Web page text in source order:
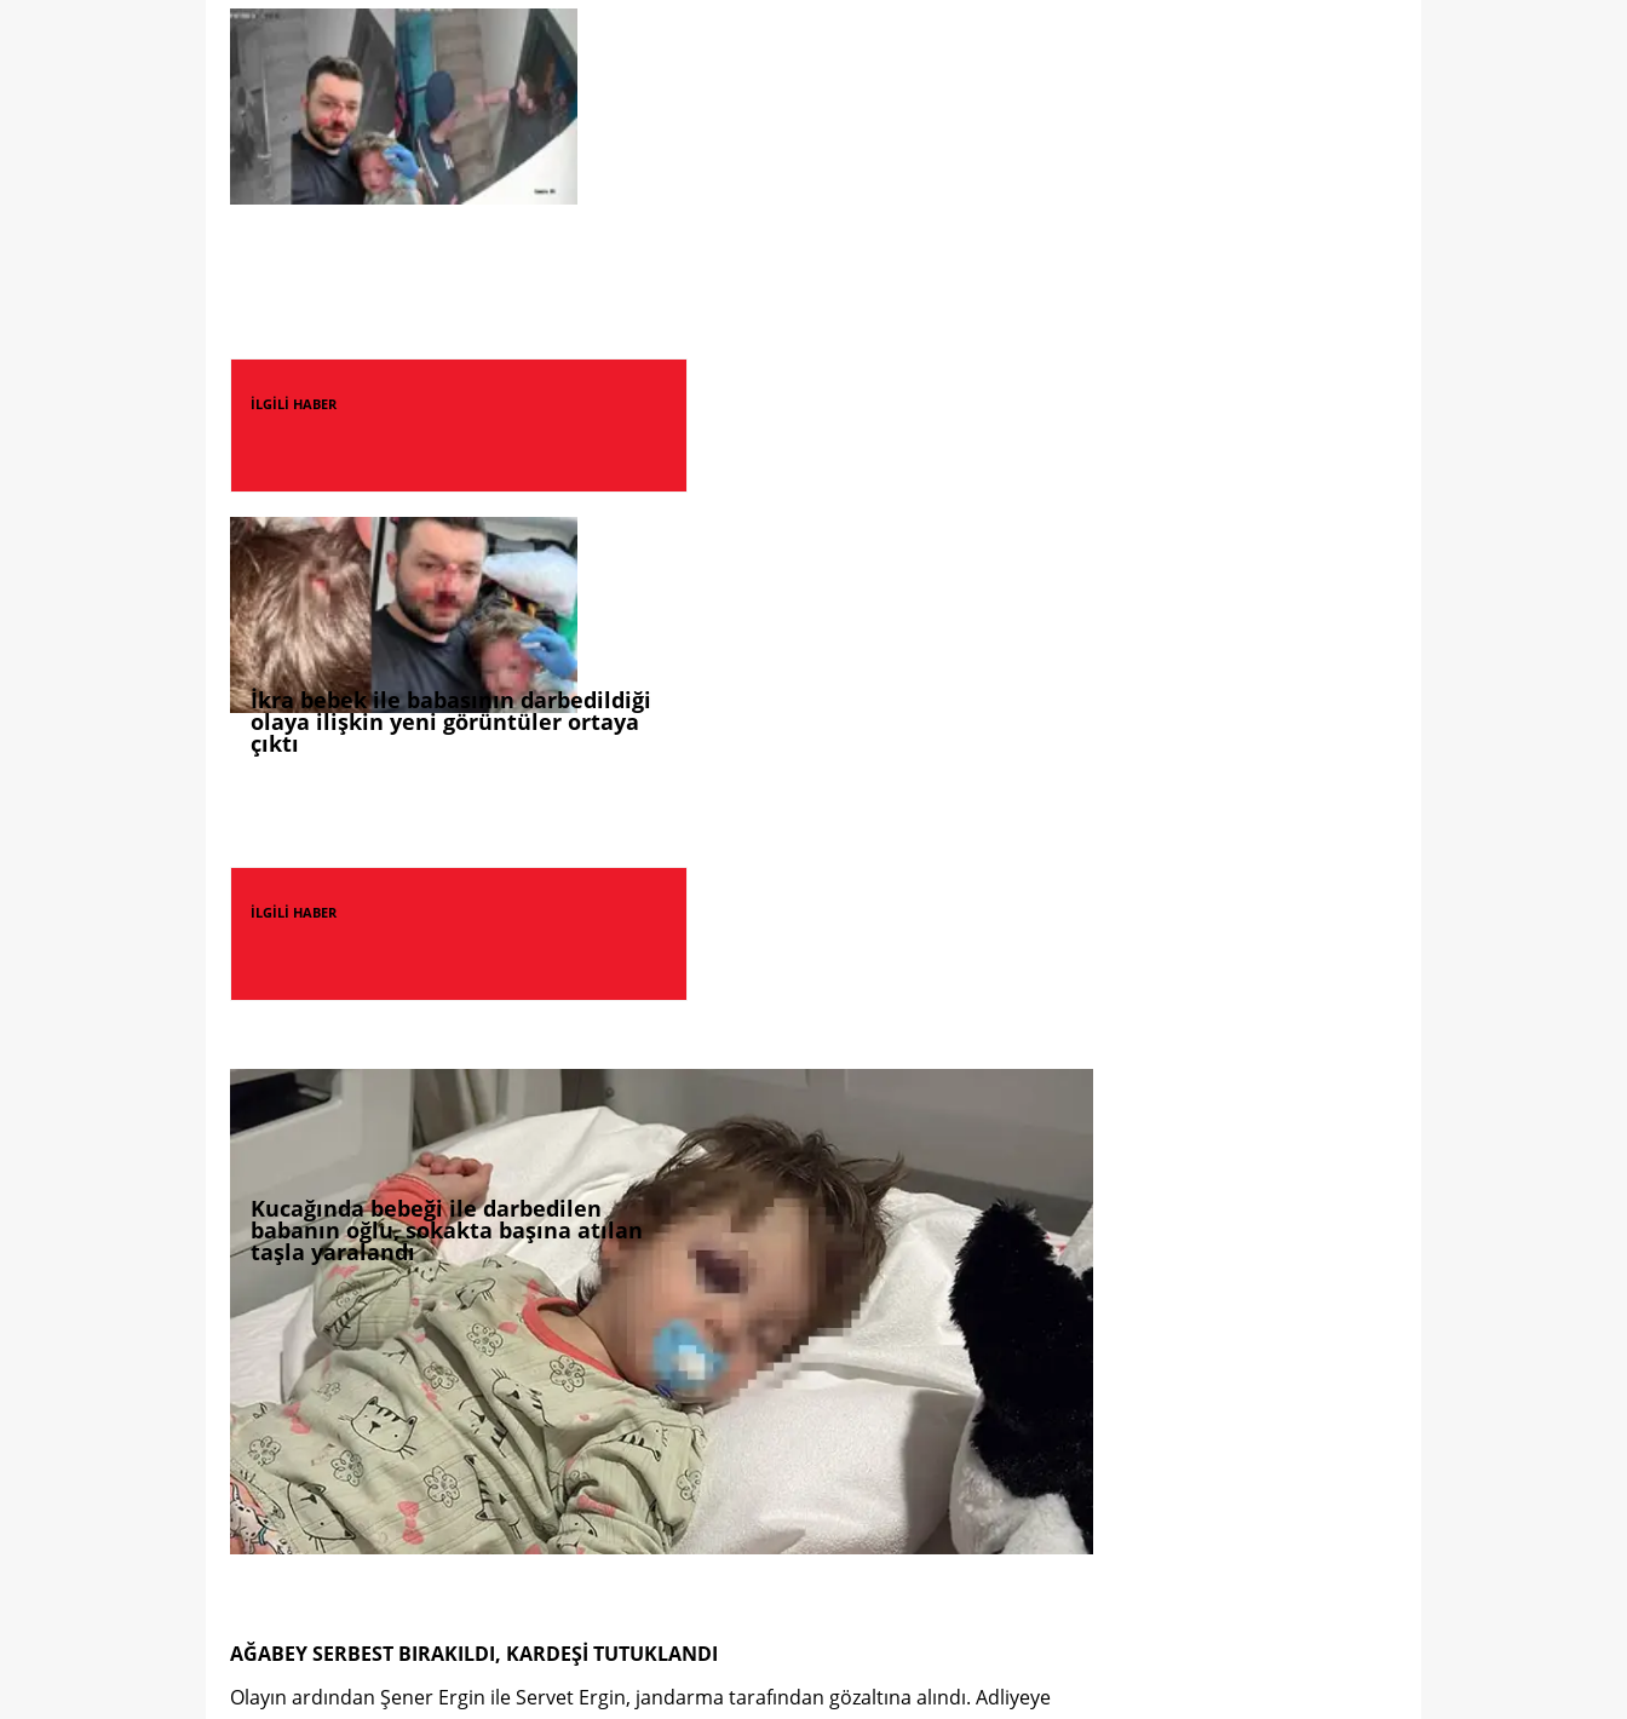
İLGİLİ HABER
İkra bebek ile babasının darbedildiği
olaya ilişkin yeni görüntüler ortaya
çıktı
İLGİLİ HABER
Kucağında bebeği ile darbedilen
babanın oğlu, sokakta başına atılan
taşla yaralandı
AĞABEY SERBEST BIRAKILDI, KARDEŞİ TUTUKLANDI
Olayın ardından Şener Ergin ile Servet Ergin, jandarma tarafından gözaltına alındı. Adliyeye